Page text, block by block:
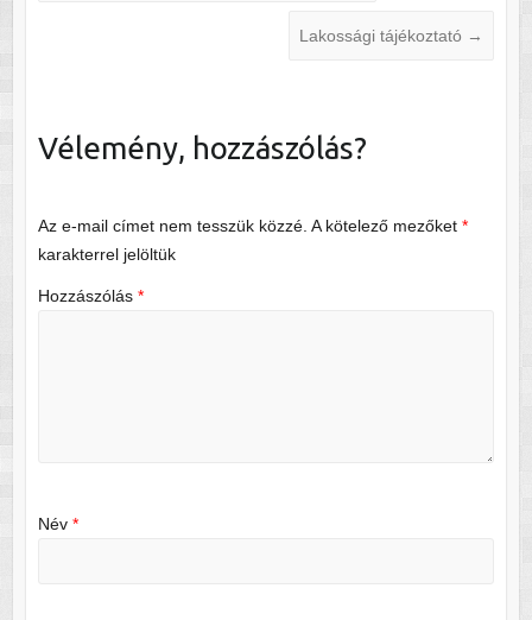
Lakossági tájékoztató →
Vélemény, hozzászólás?
Az e-mail címet nem tesszük közzé. A kötelező mezőket *
karakterrel jelöltük
Hozzászólás *
Név *